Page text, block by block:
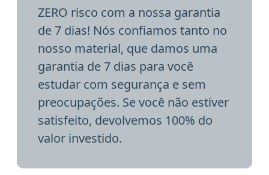
ZERO risco com a nossa garantia
de 7 dias! Nós confiamos tanto no
nosso material, que damos uma
garantia de 7 dias para você
estudar com segurança e sem
preocupações. Se você não estiver
satisfeito, devolvemos 100% do
valor investido.